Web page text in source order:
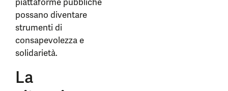
possano diventare
strumenti di
consapevolezza e
solidarietà.
La